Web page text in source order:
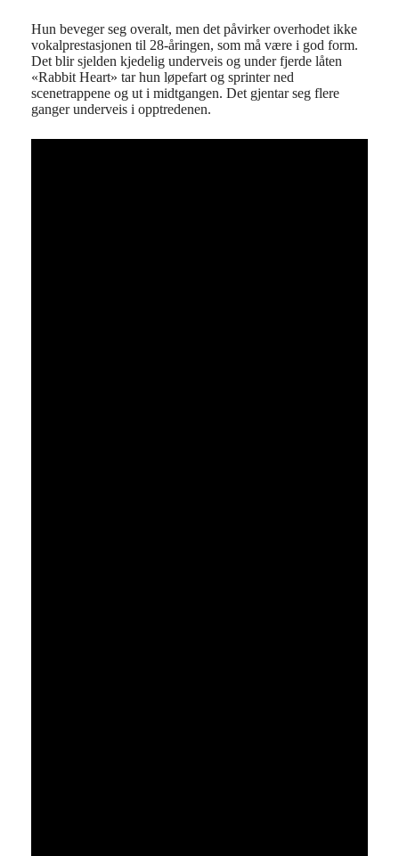
Hun beveger seg overalt, men det påvirker overhodet ikke
vokalprestasjonen til 28-åringen, som må være i god form.
Det blir sjelden kjedelig underveis og under fjerde låten
«Rabbit Heart» tar hun løpefart og sprinter ned
scenetrappene og ut i midtgangen. Det gjentar seg flere
ganger underveis i opptredenen.